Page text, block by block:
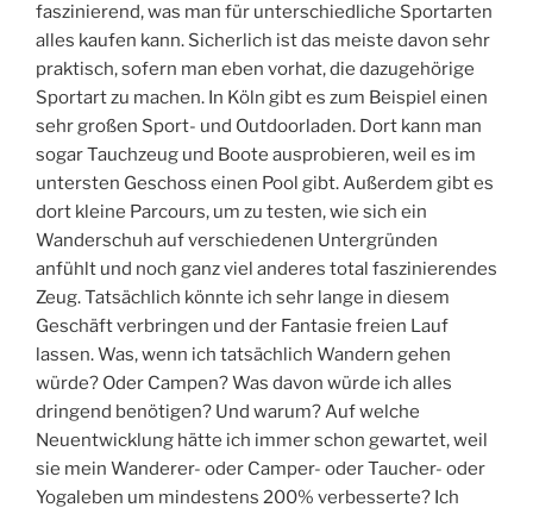
faszinierend, was man für unterschiedliche Sportarten
alles kaufen kann. Sicherlich ist das meiste davon sehr
praktisch, sofern man eben vorhat, die dazugehörige
Sportart zu machen. In Köln gibt es zum Beispiel einen
sehr großen Sport- und Outdoorladen. Dort kann man
sogar Tauchzeug und Boote ausprobieren, weil es im
untersten Geschoss einen Pool gibt. Außerdem gibt es
dort kleine Parcours, um zu testen, wie sich ein
Wanderschuh auf verschiedenen Untergründen
anfühlt und noch ganz viel anderes total faszinierendes
Zeug. Tatsächlich könnte ich sehr lange in diesem
Geschäft verbringen und der Fantasie freien Lauf
lassen. Was, wenn ich tatsächlich Wandern gehen
würde? Oder Campen? Was davon würde ich alles
dringend benötigen? Und warum? Auf welche
Neuentwicklung hätte ich immer schon gewartet, weil
sie mein Wanderer- oder Camper- oder Taucher- oder
Yogaleben um mindestens 200% verbesserte? Ich